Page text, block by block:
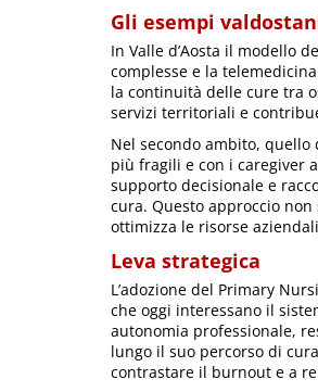
Gli esempi
In Valle d’Aosta il modello
complesse e la
la continuità delle cure tra
servizi territoriali e
Nel secondo ambito,
più fragili e con i caregiver
supporto decisionale e
cura. Questo approccio
ottimizza le risorse
Leva strategica
L’adozione del Primary
che oggi interessano il
autonomia professionale,
lungo il suo percorso di
contrastare il burnout e a